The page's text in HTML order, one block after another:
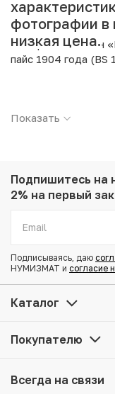
фотографии в
низкая цена.
Интернет магазин
пайс 1904 года (BS
Страна: Непал
Вес: 4.23 г
Диаметр: 23 мм
Купить 1 пайс 1904
привлекательной
магазине — Вам достаточно оформить заказ на сайте.
Все монеты,
Мы доставим Ваш
оплаты и доставки
Показать
Подпишитесь на
2% на первый
Подписываясь, даю
НУМИЗМАТ и согласие
Каталог
Покупателю
Всегда на связи